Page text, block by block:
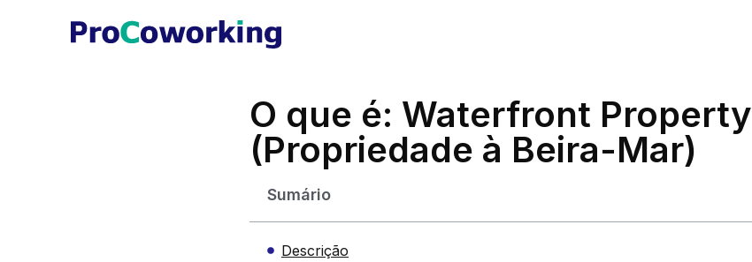
O que é: Waterfront Property
(Propriedade à Beira-Mar)
Sumário
Descrição